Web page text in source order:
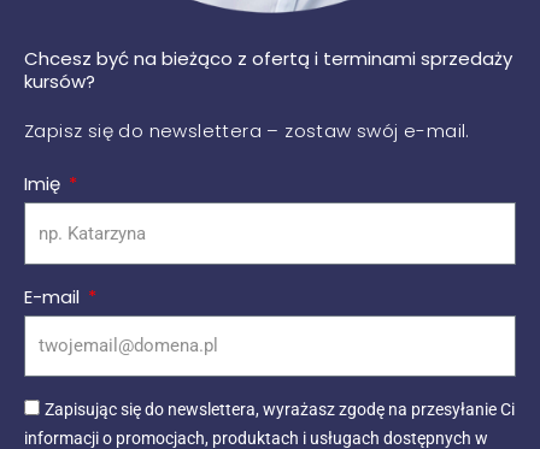
Chcesz być na bieżąco z ofertą i terminami sprzedaży
kursów?
Zapisz się do newslettera – zostaw swój e-mail.
Imię
E-mail
Zapisując się do newslettera, wyrażasz zgodę na przesyłanie Ci
informacji o promocjach, produktach i usługach dostępnych w